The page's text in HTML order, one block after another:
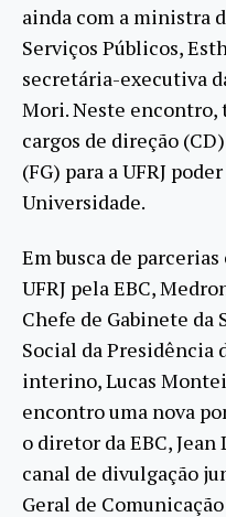
ainda com a ministra
Serviços Públicos,
secretária-executiva
Mori. Neste encontro,
cargos de direção
(FG) para a UFRJ
Universidade.
Em busca de
UFRJ pela EBC,
Chefe de Gabinete da
Social da Presidência
interino, Lucas
encontro uma nova
o diretor da EBC,
canal de divulgação
Geral de